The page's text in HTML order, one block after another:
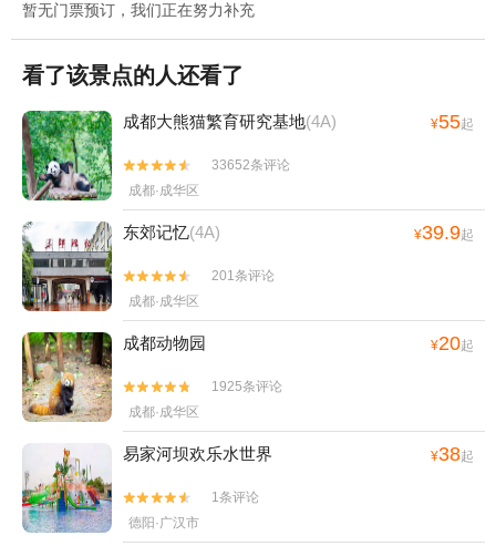
暂无门票预订，我们正在努力补充
看了该景点的人还看了
成都大熊猫繁育研究基地(4A) ¥55起


33652条评论
成都·成华区
东郊记忆(4A) ¥39.9起


201条评论
成都·成华区
成都动物园 ¥20起


1925条评论
成都·成华区
易家河坝欢乐水世界 ¥38起


1条评论
德阳·广汉市